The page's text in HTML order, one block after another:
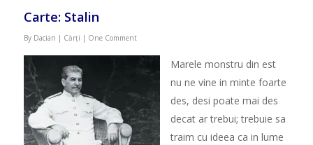
Carte: Stalin
By Dacian | Cărți | One Comment
Marele monstru din est
nu ne vine in minte foarte
des, desi poate mai des
decat ar trebui; trebuie sa
traim cu ideea ca in lume